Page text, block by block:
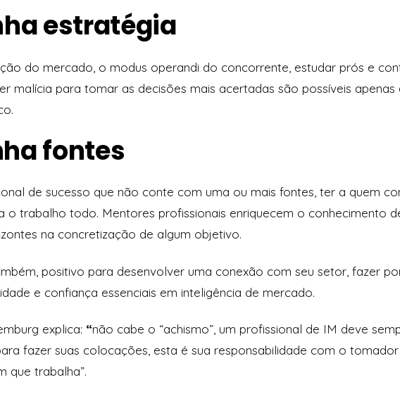
estratégia
do mercado, o modus operandi do concorrente, estudar prós e
malícia para tomar as decisões mais acertadas são possíveis
fontes
de sucesso que não conte com uma ou mais fontes, ter a quem
o trabalho todo. Mentores profissionais enriquecem o conhecimento
na concretização de algum objetivo.
positivo para desenvolver uma conexão com seu setor, fazer
e confiança essenciais em inteligência de mercado.
explica: “não cabe o “achismo”, um profissional de IM deve
fazer suas colocações, esta é sua responsabilidade com o
que trabalha”.